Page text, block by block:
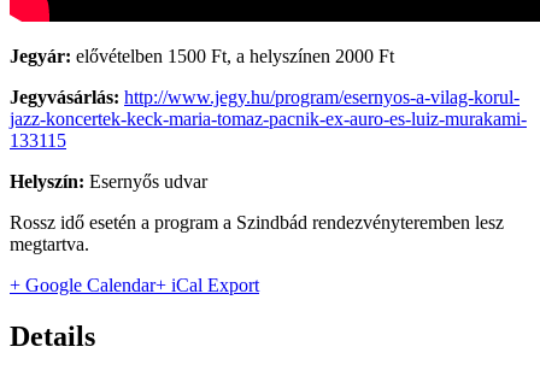
Jegyár: elővételben 1500 Ft, a helyszínen 2000 Ft
Jegyvásárlás: http://www.jegy.hu/program/esernyos-a-vilag-korul-
jazz-koncertek-keck-maria-tomaz-pacnik-ex-auro-es-luiz-murakami-
133115
Helyszín: Esernyős udvar
Rossz idő esetén a program a Szindbád rendezvényteremben lesz
megtartva.
+ Google Calendar+ iCal Export
Details